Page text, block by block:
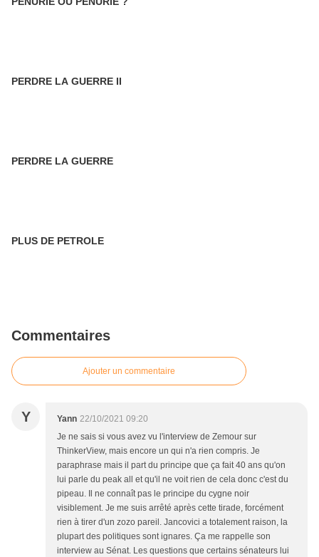
PERDRE LA GUERRE II
PERDRE LA GUERRE
PLUS DE PETROLE
Commentaires
Ajouter un commentaire
Y Yann 22/10/2021 09:20
Je ne sais si vous avez vu l'interview de Zemour sur
ThinkerView, mais encore un qui n'a rien compris. Je
paraphrase mais il part du principe que ça fait 40 ans qu'on
lui parle du peak all et qu'il ne voit rien de cela donc c'est du
pipeau. Il ne connaît pas le principe du cygne noir
visiblement. Je me suis arrêté après cette tirade, forcément
rien à tirer d'un zozo pareil. Jancovici a totalement raison, la
plupart des politiques sont ignares. Ça me rappelle son
interview au Sénat. Les questions que certains sénateurs lui